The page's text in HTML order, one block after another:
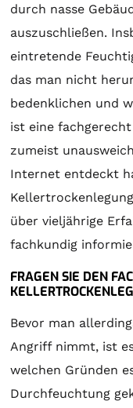
durch nasse
auszuschließen.
eintretende
das man nicht
bedenklichen und
ist eine
zumeist
Internet entdeckt
über vieljährige
fachkundig
FRAGEN SIE DEN
Bevor man
Angriff nimmt, ist
welchen Gründen
Durchfeuchtung